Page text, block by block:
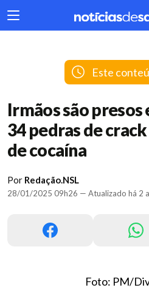
404
Este
Irmãos são presos
34 pedras de
de cocaína
Por Redação.NSL
28/01/2025 09h26 — Atualizado há 2
Foto: PM/